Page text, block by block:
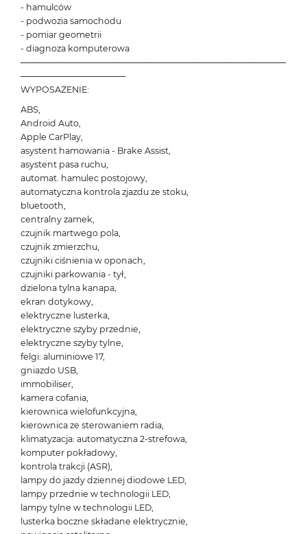
- hamulców
- podwozia samochodu
- pomiar geometrii
- diagnoza komputerowa
───────────────────────────────────────────
─────────────────
WYPOSAŻENIE:
ABS,
Android Auto,
Apple CarPlay,
asystent hamowania - Brake Assist,
asystent pasa ruchu,
automat. hamulec postojowy,
automatyczna kontrola zjazdu ze stoku,
bluetooth,
centralny zamek,
czujnik martwego pola,
czujnik zmierzchu,
czujniki ciśnienia w oponach,
czujniki parkowania - tył,
dzielona tylna kanapa,
ekran dotykowy,
elektryczne lusterka,
elektryczne szyby przednie,
elektryczne szyby tylne,
felgi: aluminiowe 17,
gniazdo USB,
immobiliser,
kamera cofania,
kierownica wielofunkcyjna,
kierownica ze sterowaniem radia,
klimatyzacja: automatyczna 2-strefowa,
komputer pokładowy,
kontrola trakcji (ASR),
lampy do jazdy dziennej diodowe LED,
lampy przednie w technologii LED,
lampy tylne w technologii LED,
lusterka boczne składane elektrycznie,